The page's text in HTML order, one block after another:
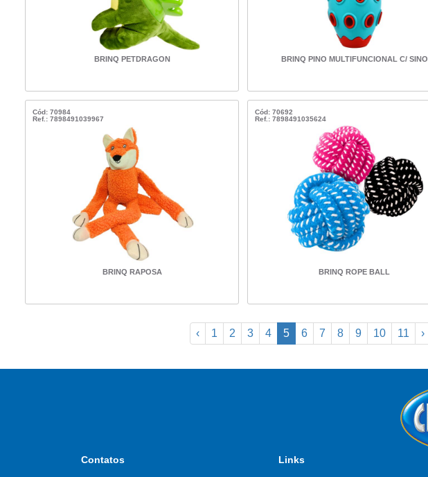
BRINQ PETDRAGON BRINQ PINO MULTIFUNCIONAL C/ SINO
Cód: 70984
Ref.: 7898491039967
BRINQ RAPOSA
Cód: 70692
Ref.: 7898491035624
BRINQ ROPE BALL
‹ 1 2 3 4 5 6 7 8 9 10 11 ›
Contatos Links